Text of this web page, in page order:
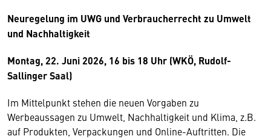
Neuregelung im UWG und Verbraucherrecht zu Umwelt
und Nachhaltigkeit
Montag, 22. Juni 2026, 16 bis 18 Uhr (WKÖ, Rudolf-
Sallinger Saal)
Im Mittelpunkt stehen die neuen Vorgaben zu
Werbeaussagen zu Umwelt, Nachhaltigkeit und Klima, z.B.
auf Produkten, Verpackungen und Online-Auftritten. Die